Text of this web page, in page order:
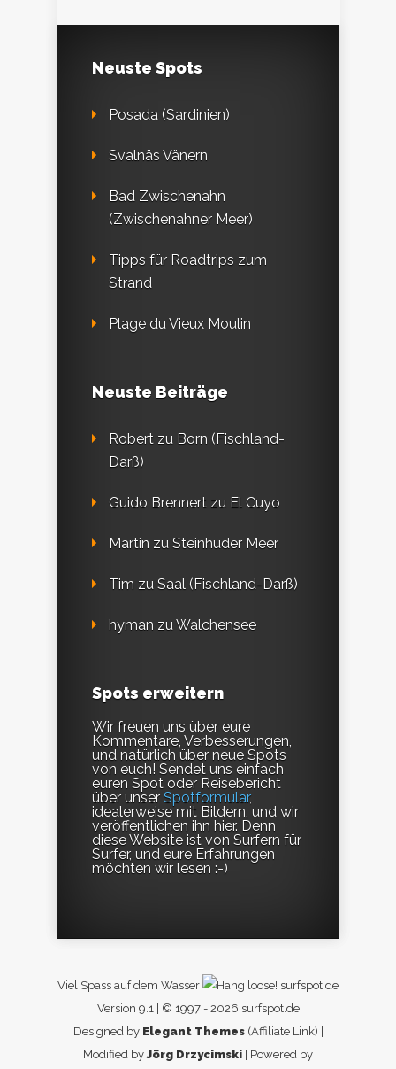
Neuste Spots
Posada (Sardinien)
Svalnäs Vänern
Bad Zwischenahn
(Zwischenahner Meer)
Tipps für Roadtrips zum
Strand
Plage du Vieux Moulin
Neuste Beiträge
Robert zu Born (Fischland-
Darß)
Guido Brennert zu El Cuyo
Martin zu Steinhuder Meer
Tim zu Saal (Fischland-Darß)
hyman zu Walchensee
Spots erweitern
Wir freuen uns über eure
Kommentare, Verbesserungen,
und natürlich über neue Spots
von euch! Sendet uns einfach
euren Spot oder Reisebericht
über unser Spotformular,
idealerweise mit Bildern, und wir
veröffentlichen ihn hier. Denn
diese Website ist von Surfern für
Surfer, und eure Erfahrungen
möchten wir lesen :-)
Viel Spass auf dem Wasser
surfspot.de
Version 9.1 | © 1997 - 2026 surfspot.de
Designed by Elegant Themes(Affiliate Link) |
Modified by Jörg Drzycimski | Powered by